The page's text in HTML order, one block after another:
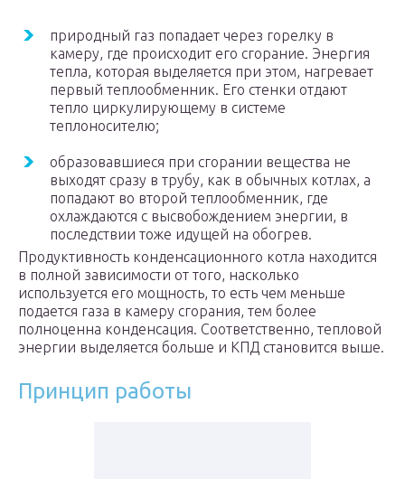
природный газ попадает через горелку в
камеру, где происходит его сгорание. Энергия
тепла, которая выделяется при этом, нагревает
первый теплообменник. Его стенки отдают
тепло циркулирующему в системе
теплоносителю;
образовавшиеся при сгорании вещества не
выходят сразу в трубу, как в обычных котлах, а
попадают во второй теплообменник, где
охлаждаются с высвобождением энергии, в
последствии тоже идущей на обогрев.
Продуктивность конденсационного котла находится
в полной зависимости от того, насколько
используется его мощность, то есть чем меньше
подается газа в камеру сгорания, тем более
полноценна конденсация. Соответственно, тепловой
энергии выделяется больше и КПД становится выше.
Принцип работы